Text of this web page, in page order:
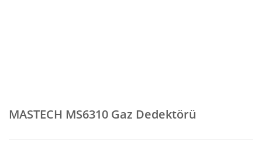
MASTECH MS6310 Gaz Dedektörü